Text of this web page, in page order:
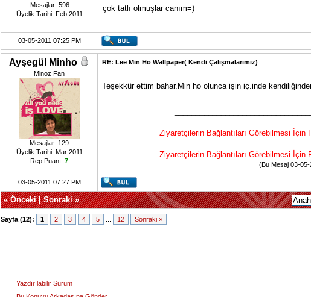
Mesajlar: 596
Üyelik Tarihi: Feb 2011
çok tatlı olmuşlar canım=)
03-05-2011 07:25 PM
Ayşegül Minho
Minoz Fan
Mesajlar: 129
Üyelik Tarihi: Mar 2011
Rep Puanı: 7
RE: Lee Min Ho Wallpaper( Kendi Çalışmalarımız)
Teşekkür ettim bahar.Min ho olunca işin iç.inde
Ziyaretçilerin Bağlantıları Görebilmesi İçin
Ziyaretçilerin Bağlantıları Görebilmesi İçin
(Bu Mesaj 03-05-
03-05-2011 07:27 PM
«Önceki|Sonraki»
Sayfa (12): 1 2 3 4 5 12 Sonraki »
Yazdırılabilir Sürüm